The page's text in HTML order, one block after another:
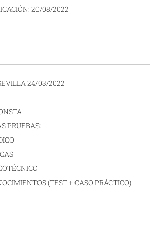
20/08/2022
24/03/2022
PRUEBAS:
(TEST + CASO PRÁCTICO)